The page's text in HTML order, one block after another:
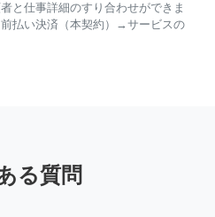
と仕事詳細のすり合わせができま
払い決済（本契約）→サービスの
る質問